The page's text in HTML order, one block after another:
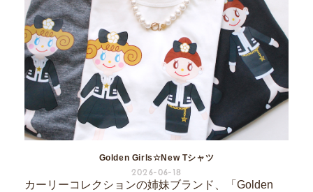
Golden Girls☆New Tシャツ
2026-06-18
カーリーコレクションの姉妹ブランド、「Golden